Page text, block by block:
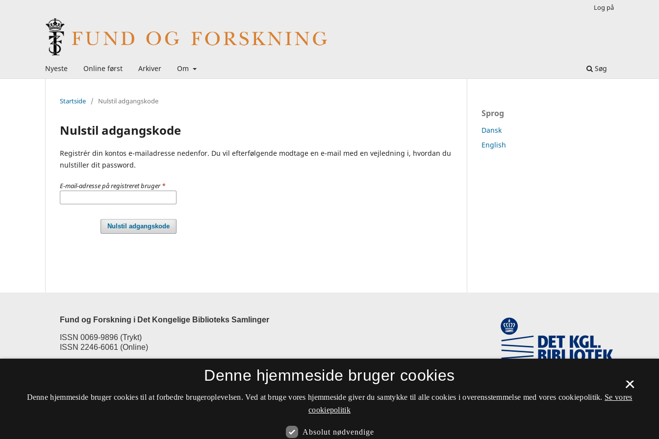
Nyeste Online først Arkiver Om Søg
Log på
Startside / Nulstil adgangskode
Nulstil adgangskode
Registrér din kontos e-mailadresse nedenfor. Du vil efterfølgende modtage en e-mail med en vejledning i, hvordan du
nulstiller dit password.
E-mail-adresse på registreret bruger*
Nulstil adgangskode
Sprog
Dansk
English
Fund og Forskning i Det Kongelige Biblioteks Samlinger
ISSN 0069-9896 (Trykt)
ISSN 2246-6061 (Online)
×
Denne hjemmeside bruger cookies
Denne hjemmeside bruger cookies til at forbedre brugeroplevelsen. Ved at bruge vores hjemmeside giver du samtykke til alle cookies i overensstemmelse med vores cookiepolitik. Se vores
cookiepolitik
Absolut nødvendige